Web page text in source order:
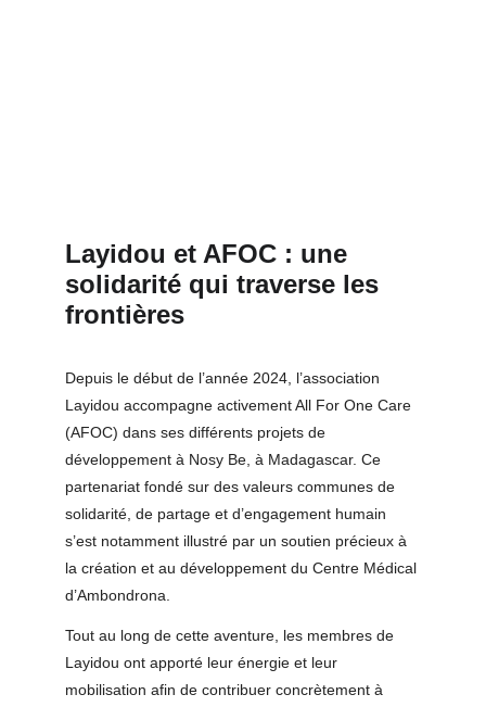
Layidou et AFOC : une
solidarité qui traverse les
frontières
Depuis le début de l’année 2024, l’association
Layidou accompagne activement All For One Care
(AFOC) dans ses différents projets de
développement à Nosy Be, à Madagascar. Ce
partenariat fondé sur des valeurs communes de
solidarité, de partage et d’engagement humain
s’est notamment illustré par un soutien précieux à
la création et au développement du Centre Médical
d’Ambondrona.
Tout au long de cette aventure, les membres de
Layidou ont apporté leur énergie et leur
mobilisation afin de contribuer concrètement à